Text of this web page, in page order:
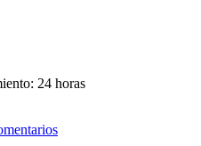
24 horas